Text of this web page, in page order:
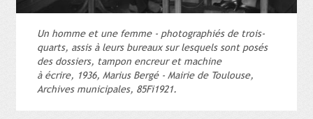
Un homme et une femme - photographiés de trois-
quarts, assis à leurs bureaux sur lesquels sont posés
des dossiers, tampon encreur et machine
à écrire, 1936, Marius Bergé - Mairie de Toulouse,
Archives municipales, 85Fi1921.